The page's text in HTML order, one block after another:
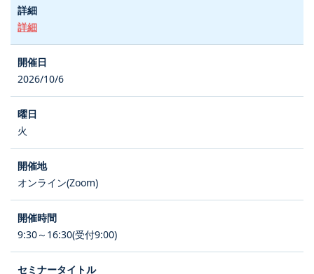
詳細
2026/10/6
火
オンライン(Zoom)
9:30～16:30(受付9:00)